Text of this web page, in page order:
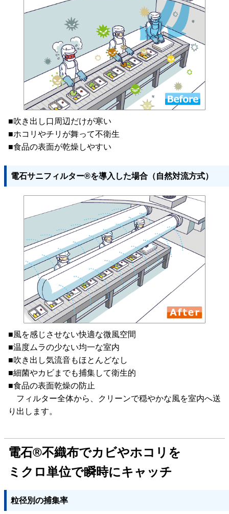
■吹き出し口周辺だけが寒い
■ホコリやチリが舞って不衛生
■食品の表面が乾燥しやすい
電石サニフィルター®を導入した場合（自然対流方式）
■風を感じさせない快適な微風空間
■温度ムラの少ない均一な室内
■吹き出し気流音もほとんどなし
■細菌やカビまでも捕集して衛生的
■食品の表面乾燥の防止
フィルター全体から、クリーンで穏やかな風を室内へ送
り出します。
電石®不織布でカビやホコリを
ミクロ単位で瞬時にキャッチ
粒径別の捕集率